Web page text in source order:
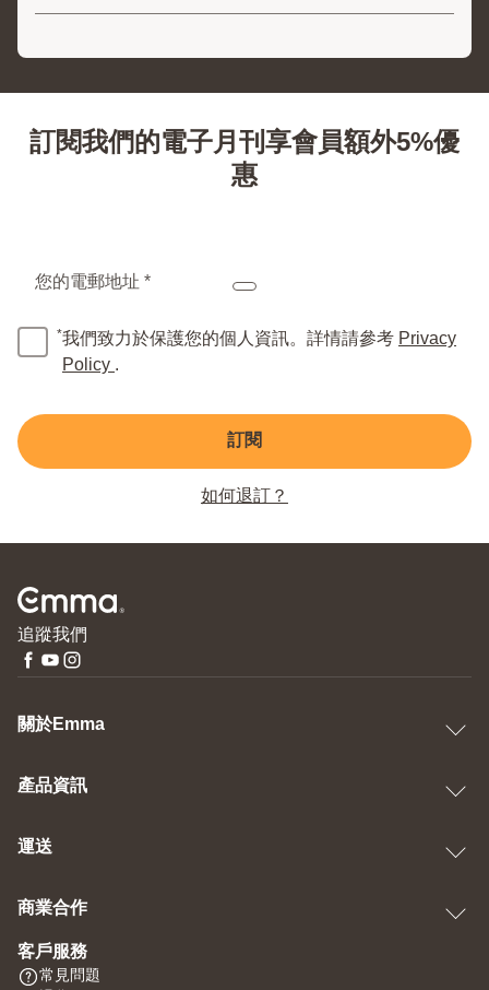
訂閱我們的電子月刊享會員額外5%優
惠
您的電郵地址 *
*我們致力於保護您的個人資訊。詳情請參考 Privacy
Policy .
訂閱
如何退訂？
追蹤我們
關於Emma
產品資訊
運送
商業合作
客戶服務
常見問題